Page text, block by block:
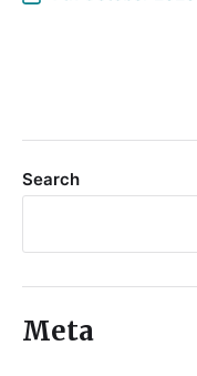
Search
Meta